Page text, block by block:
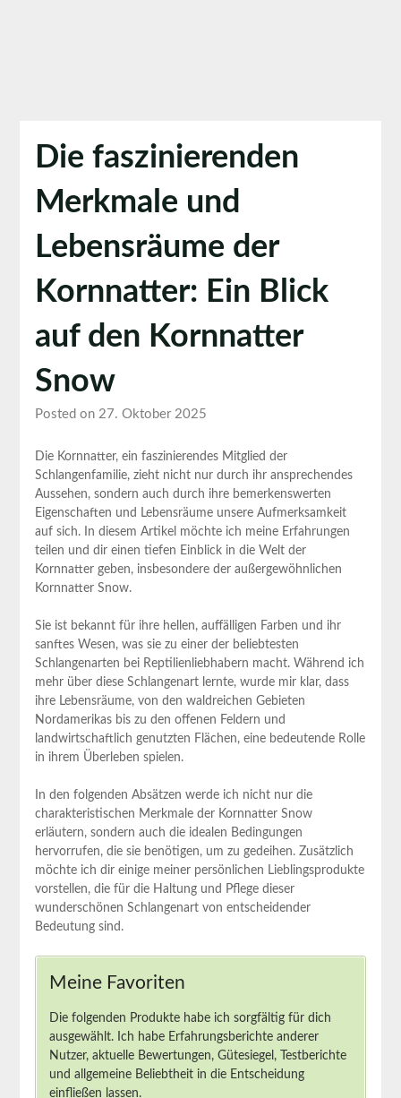
Die faszinierenden
Merkmale und
Lebensräume der
Kornnatter: Ein Blick
auf den Kornnatter
Snow
Posted on 27. Oktober 2025
Die ‌Kornnatter, ​ein faszinierendes Mitglied ⁢der
Schlangenfamilie, zieht‍ nicht nur​ durch ihr⁤ ansprechendes
Aussehen, sondern auch durch ihre bemerkenswerten
Eigenschaften und Lebensräume unsere Aufmerksamkeit
auf ‌sich. ⁤In​ diesem‌ Artikel ‌möchte ich meine Erfahrungen
teilen​ und dir​ einen tiefen Einblick⁤ in die‌ Welt der
Kornnatter geben, ⁤insbesondere der außergewöhnlichen ​
Kornnatter Snow.
Sie ist bekannt für‍ ihre hellen, ‍auffälligen‍ Farben und ihr
⁢sanftes⁤ Wesen, was sie ⁤zu einer ⁢der beliebtesten
Schlangenarten bei Reptilienliebhabern macht. ‍Während ich
mehr über diese Schlangenart lernte, wurde mir ‍klar, dass
ihre Lebensräume, von‌ den‌ waldreichen Gebieten
Nordamerikas bis zu ⁤den offenen Feldern und
landwirtschaftlich genutzten Flächen, ‍eine bedeutende Rolle​
in ihrem ⁣Überleben‌ spielen.
In den folgenden Absätzen werde⁤ ich nicht nur die
charakteristischen Merkmale der Kornnatter Snow
erläutern, sondern ⁢auch die idealen ‌Bedingungen
hervorrufen, die‌ sie ⁣benötigen, ⁢um zu gedeihen. ​Zusätzlich
möchte ich dir einige meiner persönlichen Lieblingsprodukte
vorstellen,⁤ die ​für die Haltung und​ Pflege dieser
wunderschönen Schlangenart von entscheidender
Bedeutung ‍sind.
Meine ​Favoriten
Die folgenden ⁢Produkte habe ⁤ich⁤ sorgfältig für dich
⁢ausgewählt. ​Ich habe ⁣Erfahrungsberichte⁢ anderer⁣
Nutzer,⁣ aktuelle ‍Bewertungen, Gütesiegel, Testberichte
und allgemeine Beliebtheit in die Entscheidung
einfließen lassen.